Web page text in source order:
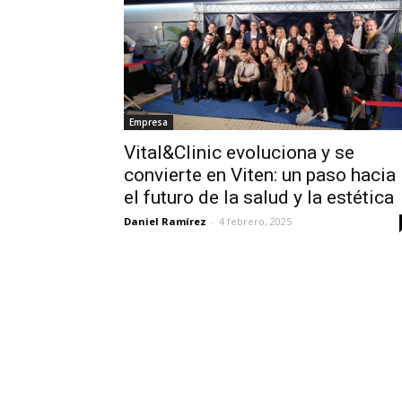
Empresa
Vital&Clinic evoluciona y se
convierte en Viten: un paso hacia
el futuro de la salud y la estética
Daniel Ramírez - 4 febrero, 2025